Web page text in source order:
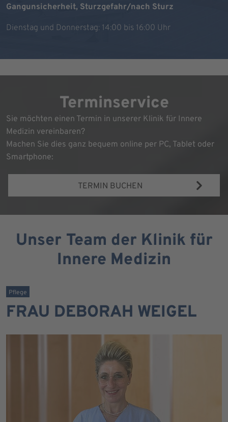
Gangunsicherheit, Sturzgefahr/nach Sturz
Dienstag und Donnerstag: 14:00 bis 16:00 Uhr
Terminservice
Sie möchten einen Termin in unserer Klinik für Innere
Medizin vereinbaren?
Machen Sie dies ganz bequem online per PC, Tablet oder
Smartphone:
TERMIN BUCHEN
Unser Team der Klinik für
Innere Medizin
Pflege
FRAU DEBORAH WEIGEL